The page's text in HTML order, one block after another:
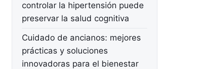
controlar la hipertensión puede
preservar la salud cognitiva
Cuidado de ancianos: mejores
prácticas y soluciones
innovadoras para el bienestar